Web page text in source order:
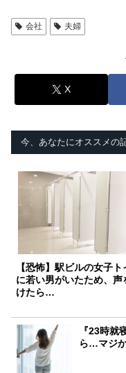
会社 夫婦
X
今、あなたにオススメの
【恐怖】駅ビルの女子ト
に若い男がいたため、声
けたら…
『23時就
ら…マジか